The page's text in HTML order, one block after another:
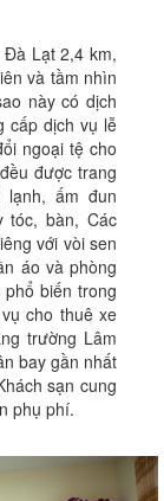
Lạt 2,4 km,
và tầm nhìn
này có dịch
cấp dịch vụ lễ
ngoại tệ cho
được trang
ấm đun
tóc, bàn, Các
với vòi sen
áo và phòng
biến trong
cho thuê xe
trường Lâm
bay gần nhất
sạn cung
phụ phí.